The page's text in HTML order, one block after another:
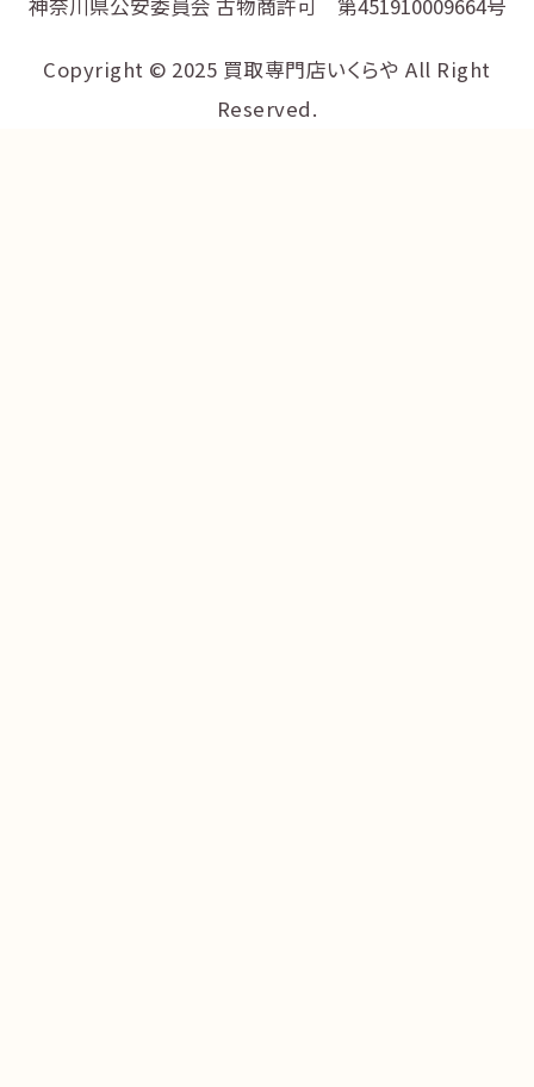
Copyright © 2025 買取専門店いくらや All Right
Reserved.